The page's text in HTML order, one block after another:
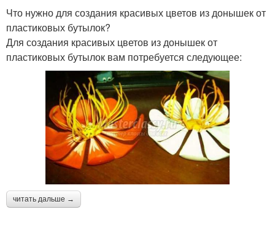
Что нужно для создания красивых цветов из донышек от
пластиковых бутылок?
Для создания красивых цветов из донышек от
пластиковых бутылок вам потребуется следующее:
читать дальше →